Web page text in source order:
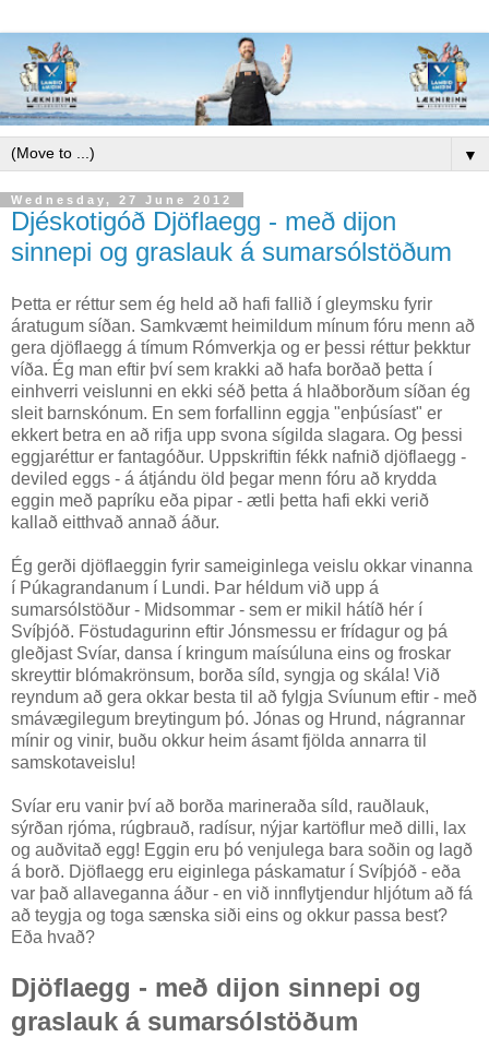
▼
Wednesday, 27 June 2012
Djéskotigóð Djöflaegg - með dijon
sinnepi og graslauk á sumarsólstöðum
Þetta er réttur sem ég held að hafi fallið í gleymsku fyrir
áratugum síðan. Samkvæmt heimildum mínum fóru menn að
gera djöflaegg á tímum Rómverkja og er þessi réttur þekktur
víða. Ég man eftir því sem krakki að hafa borðað þetta í
einhverri veislunni en ekki séð þetta á hlaðborðum síðan ég
sleit barnskónum. En sem forfallinn eggja "enþúsíast" er
ekkert betra en að rifja upp svona sígilda slagara. Og þessi
eggjaréttur er fantagóður. Uppskriftin fékk nafnið djöflaegg -
deviled eggs - á átjándu öld þegar menn fóru að krydda
eggin með papríku eða pipar - ætli þetta hafi ekki verið
kallað eitthvað annað áður.
Ég gerði djöflaeggin fyrir sameiginlega veislu okkar vinanna
í Púkagrandanum í Lundi. Þar héldum við upp á
sumarsólstöður - Midsommar - sem er mikil hátíð hér í
Svíþjóð. Föstudagurinn eftir Jónsmessu er frídagur og þá
gleðjast Svíar, dansa í kringum maísúluna eins og froskar
skreyttir blómakrönsum, borða síld, syngja og skála! Við
reyndum að gera okkar besta til að fylgja Svíunum eftir - með
smávægilegum breytingum þó. Jónas og Hrund, nágrannar
mínir og vinir, buðu okkur heim ásamt fjölda annarra til
samskotaveislu!
Svíar eru vanir því að borða marineraða síld, rauðlauk,
sýrðan rjóma, rúgbrauð, radísur, nýjar kartöflur með dilli, lax
og auðvitað egg! Eggin eru þó venjulega bara soðin og lagð
á borð. Djöflaegg eru eiginlega páskamatur í Svíþjóð - eða
var það allaveganna áður - en við innflytjendur hljótum að fá
að teygja og toga sænska siði eins og okkur passa best?
Eða hvað?
Djöflaegg - með dijon sinnepi og
graslauk á sumarsólstöðum